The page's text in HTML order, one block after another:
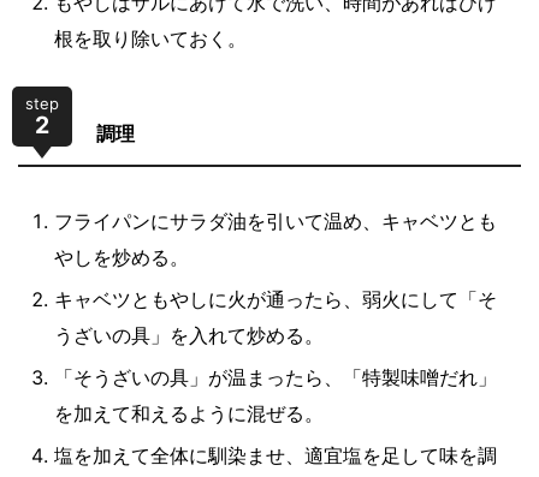
根を取り除いておく。
step
2 調理
フライパンにサラダ油を引いて温め、キャベツとも
やしを炒める。
キャベツともやしに火が通ったら、弱火にして「そ
うざいの具」を入れて炒める。
「そうざいの具」が温まったら、「特製味噌だれ」
を加えて和えるように混ぜる。
塩を加えて全体に馴染ませ、適宜塩を足して味を調